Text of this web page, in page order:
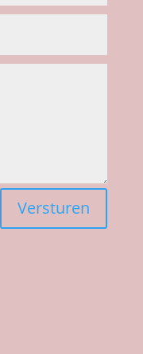
Versturen